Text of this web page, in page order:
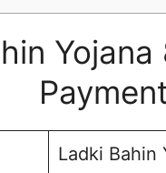
Ladki Bahin